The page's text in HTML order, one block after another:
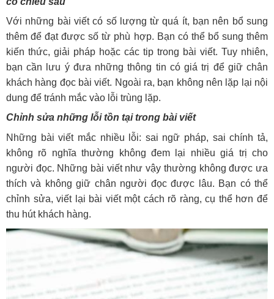
Với những bài viết có số lượng từ quá ít, bạn nên bổ sung
thêm để đạt được số từ phù hợp. Bạn có thể bổ sung thêm
kiến thức, giải pháp hoặc các tip trong bài viết. Tuy nhiên,
bạn cần lưu ý đưa những thông tin có giá trị để giữ chân
khách hàng đọc bài viết. Ngoài ra, bạn không nên lặp lại nội
dung để tránh mắc vào lỗi trùng lặp.
Chỉnh sửa những lỗi tồn tại trong bài viết
Những bài viết mắc nhiều lỗi: sai ngữ pháp, sai chính tả,
không rõ nghĩa thường không đem lại nhiều giá trị cho
người đọc. Những bài viết như vậy thường không được ưa
thích và không giữ chân người đọc được lâu. Bạn có thể
chỉnh sửa, viết lại bài viết một cách rõ ràng, cụ thể hơn để
thu hút khách hàng.